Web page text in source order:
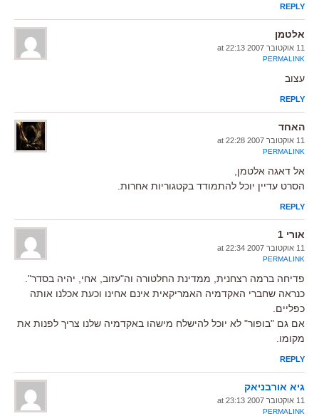
REPLY
אלטמן
11 אוקטובר 2007 at 22:13
PERMALINK
עצוב
REPLY
האחד
11 אוקטובר 2007 at 22:28
PERMALINK
אל דאגה אלטמן,
הסרט עדיין יוכל להתמודד בקטגוריות אחרות.
REPLY
אורי 1
11 אוקטובר 2007 at 22:34
PERMALINK
פדיחה ברמה רצחנית, ממדינת החלטורה וה"עזוב, אחי, יהיה בסדר".
כנראה שחברי האקדמיה האמריקאית אינם אחינו וכעת אכלנו אותה
כפליים.
אם גם "בופור" לא יוכל להישלח מישהו באקדמיה שלנו צריך לפנות את
מקומו.
REPLY
גיא אורבניאק
11 אוקטובר 2007 at 23:13
PERMALINK